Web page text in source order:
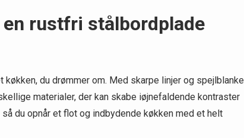
rustfri stålbordplade
du drømmer om. Med skarpe linjer og spejlblanke
materialer, der kan skabe iøjnefaldende kontraster
du opnår et flot og indbydende køkken med et helt